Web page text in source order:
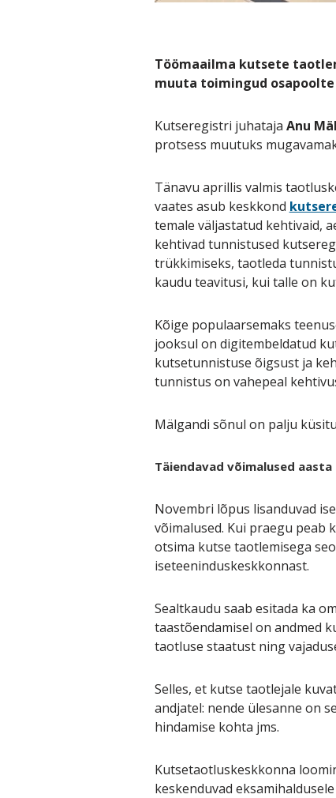
Töömaailma kutsete
muuta toimingud
Kutseregistri juhataja Anu
protsess muutuks
Tänavu aprillis valmis
vaates asub keskkond
temale väljastatud kehtivaid,
kehtivad tunnistused
trükkimiseks, taotleda
kaudu teavitusi, kui talle on
Kõige populaarsemaks
jooksul on digitembeldatud
kutsetunnistuse õigsust ja
tunnistus on vahepeal
Mälgandi sõnul on palju
Täiendavad võimalused aasta
Novembri lõpus lisanduvad
võimalused. Kui praegu peab
otsima kutse taotlemisega
iseteeninduskeskkonnast.
Sealtkaudu saab esitada ka
taastõendamisel on andmed
taotluse staatust ning
Selles, et kutse taotlejale
andjatel: nende ülesanne on
hindamise kohta jms.
Kutsetaotluskeskkonna
keskenduvad